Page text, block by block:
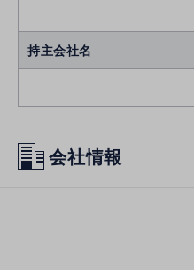
持主会社名
会社情報